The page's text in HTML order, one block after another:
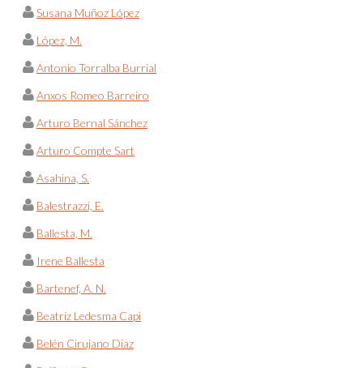
Susana Muñoz López
López, M.
Antonio Torralba Burrial
Anxos Romeo Barreiro
Arturo Bernal Sánchez
Arturo Compte Sart
Asahina, S.
Balestrazzi, E.
Ballesta, M.
Irene Ballesta
Bartenef, A. N.
Beatriz Ledesma Capi
Belén Cirujano Diaz